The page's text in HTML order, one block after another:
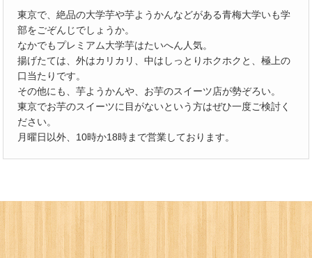
東京で、絶品の大学芋や芋ようかんなどがある青梅大学いも学
部をごぞんじでしょうか。
なかでもプレミアム大学芋はたいへん人気。
揚げたては、外はカリカリ、中はしっとりホクホクと、極上の
口当たりです。
その他にも、芋ようかんや、お芋のスイーツ店が勢ぞろい。
東京でお芋のスイーツに目がないという方はぜひ一度ご検討く
ださい。
月曜日以外、10時か18時まで営業しております。